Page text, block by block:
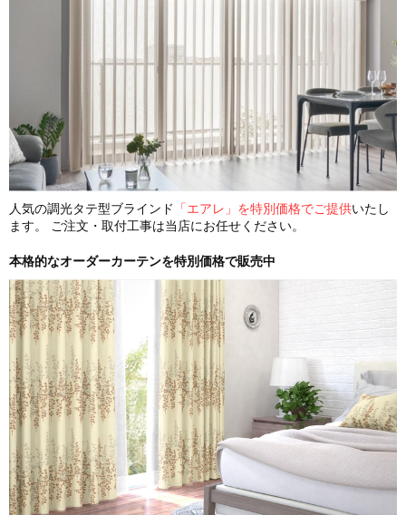
人気の調光タテ型ブラインド 「エアレ」を特別価格でご提供いたし
ます。 ご注文・取付工事は当店にお任せください。
本格的なオーダーカーテンを特別価格で販売中